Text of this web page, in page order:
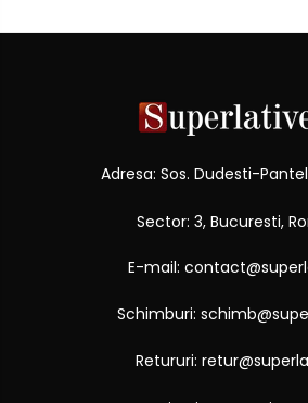
Adresa: Sos. Dudesti-
Sector: 3, Bucuresti,
E-mail:
Schimburi:
Retururi: